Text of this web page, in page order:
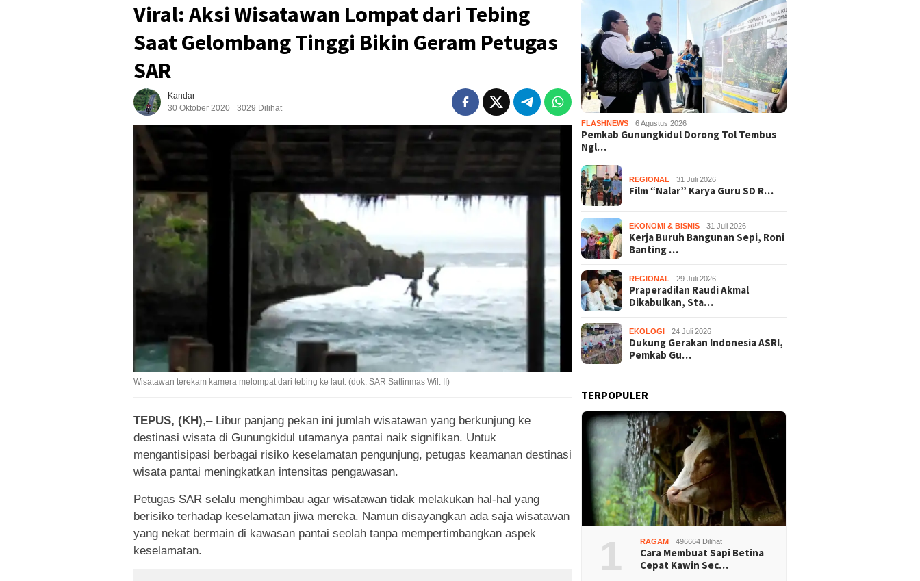
Viral: Aksi Wisatawan Lompat dari Tebing
Saat Gelombang Tinggi Bikin Geram Petugas
SAR
Kandar
30 Oktober 2020
3029 Dilihat
Wisatawan terekam kamera melompat dari tebing ke laut. (dok. SAR Satlinmas Wil. II)
TEPUS, (KH),– Libur panjang pekan ini jumlah wisatawan yang berkunjung ke
destinasi wisata di Gunungkidul utamanya pantai naik signifikan. Untuk
mengantisipasi berbagai risiko keselamatan pengunjung, petugas keamanan destinasi
wisata pantai meningkatkan intensitas pengawasan.
Petugas SAR selalu menghimbau agar wisatawan tidak melakukan hal-hal yang
berisiko terhadap keselamatan jiwa mereka. Namun disayangkan ada saja wisatawan
yang nekat bermain di kawasan pantai seolah tanpa mempertimbangkan aspek
keselamatan.
FLASHNEWS 6 Agustus 2026
Pemkab Gunungkidul Dorong Tol Tembus
Ngl…
REGIONAL 31 Juli 2026
Film “Nalar” Karya Guru SD R…
EKONOMI & BISNIS 31 Juli 2026
Kerja Buruh Bangunan Sepi, Roni
Banting …
REGIONAL 29 Juli 2026
Praperadilan Raudi Akmal
Dikabulkan, Sta…
EKOLOGI 24 Juli 2026
Dukung Gerakan Indonesia ASRI,
Pemkab Gu…
TERPOPULER
1 RAGAM 496664 Dilihat
Cara Membuat Sapi Betina
Cepat Kawin Sec…